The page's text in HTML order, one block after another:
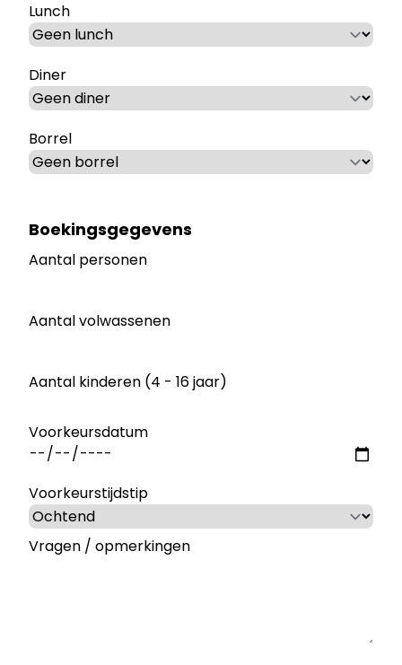
Lunch
Diner
Borrel
Boekingsgegevens
Aantal personen
Aantal volwassenen
Aantal kinderen (4 - 16 jaar)
Voorkeursdatum
Voorkeurstijdstip
Vragen / opmerkingen